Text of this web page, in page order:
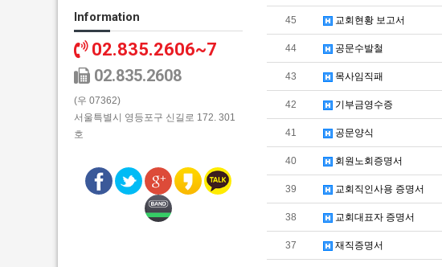
45 교회현황 보고서
44 공문수발철
43 목사임직패
42 기부금영수증
41 공문양식
40 회원노회증명서
39 교회직인사용 증명서
38 교회대표자 증명서
37 재직증명서
Information
02.835.2606~7
02.835.2608
(우 07362)
서울특별시 영등포구 신길로 172. 301
호